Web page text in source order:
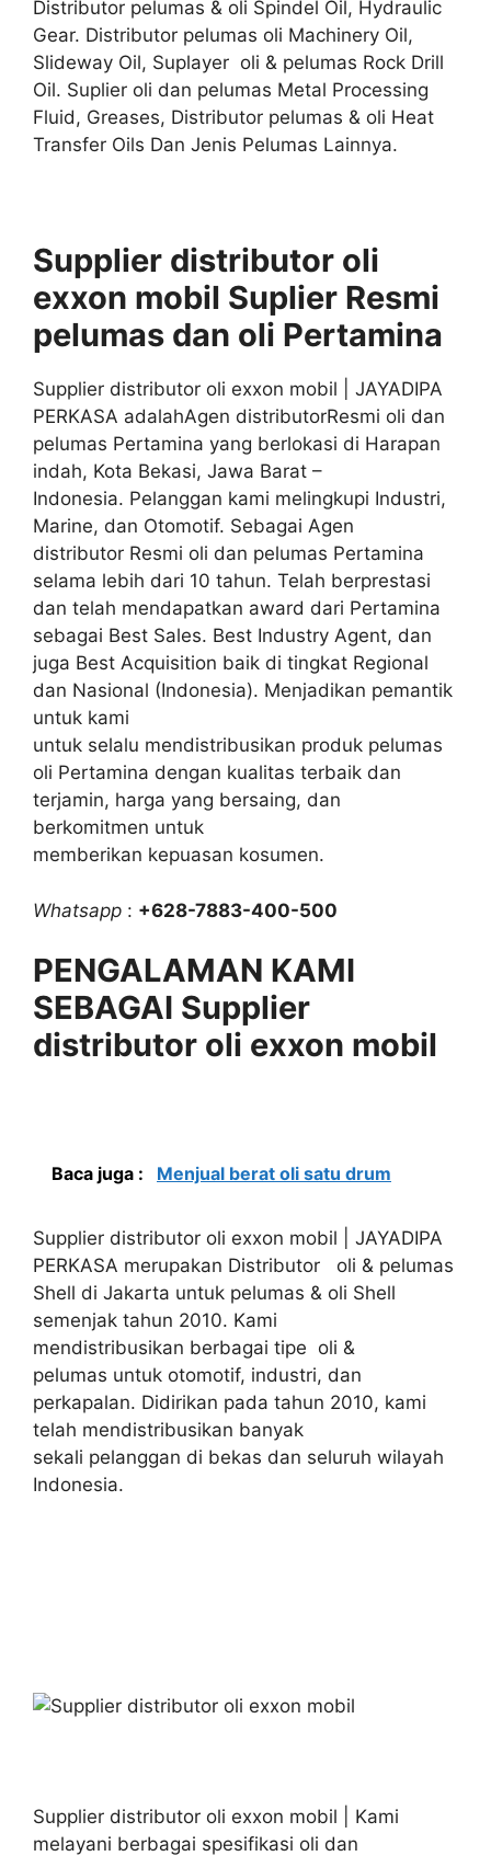
Distributor pelumas & oli Spindel Oil, Hydraulic
Gear. Distributor pelumas oli Machinery Oil,
Slideway Oil, Suplayer oli & pelumas Rock Drill
Oil. Suplier oli dan pelumas Metal Processing
Fluid, Greases, Distributor pelumas & oli Heat
Transfer Oils Dan Jenis Pelumas Lainnya.
Supplier distributor oli
exxon mobil Suplier Resmi
pelumas dan oli Pertamina
Supplier distributor oli exxon mobil | JAYADIPA
PERKASA adalahAgen distributorResmi oli dan
pelumas Pertamina yang berlokasi di Harapan
indah, Kota Bekasi, Jawa Barat –
Indonesia. Pelanggan kami melingkupi Industri,
Marine, dan Otomotif. Sebagai Agen
distributor Resmi oli dan pelumas Pertamina
selama lebih dari 10 tahun. Telah berprestasi
dan telah mendapatkan award dari Pertamina
sebagai Best Sales. Best Industry Agent, dan
juga Best Acquisition baik di tingkat Regional
dan Nasional (Indonesia). Menjadikan pemantik
untuk kami
untuk selalu mendistribusikan produk pelumas
oli Pertamina dengan kualitas terbaik dan
terjamin, harga yang bersaing, dan
berkomitmen untuk
memberikan kepuasan kosumen.
Whatsapp : +628-7883-400-500
PENGALAMAN KAMI
SEBAGAI Supplier
distributor oli exxon mobil
Baca juga : Menjual berat oli satu drum
Supplier distributor oli exxon mobil | JAYADIPA
PERKASA merupakan Distributor oli & pelumas
Shell di Jakarta untuk pelumas & oli Shell
semenjak tahun 2010. Kami
mendistribusikan berbagai tipe oli &
pelumas untuk otomotif, industri, dan
perkapalan. Didirikan pada tahun 2010, kami
telah mendistribusikan banyak
sekali pelanggan di bekas dan seluruh wilayah
Indonesia.
Supplier distributor oli exxon mobil | Kami
melayani berbagai spesifikasi oli dan